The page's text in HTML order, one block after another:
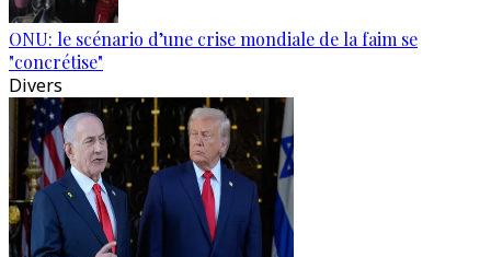
ONU: le scénario d’une crise mondiale de la faim se
"concrétise"
Divers